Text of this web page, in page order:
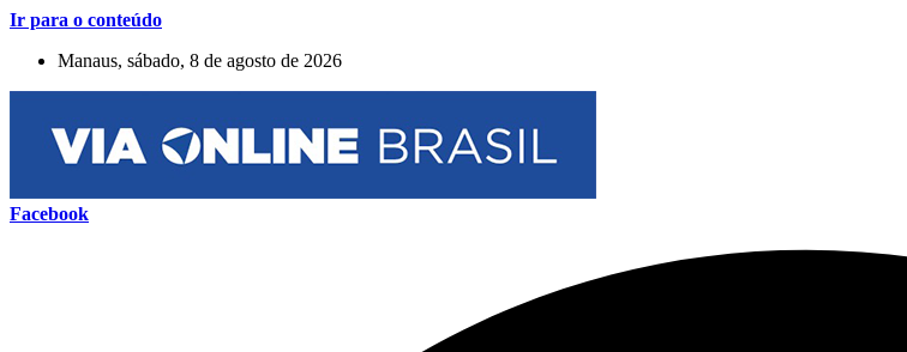
Ir para o conteúdo
Manaus, sábado, 8 de agosto de 2026
Facebook